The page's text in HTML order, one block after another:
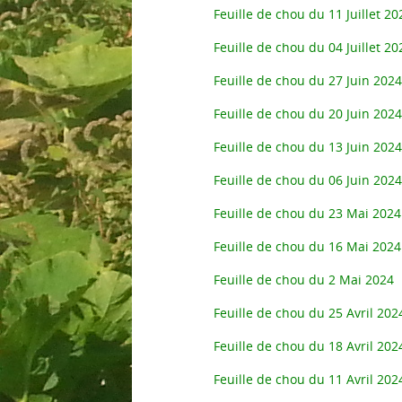
Feuille de chou du 11 Juillet
Feuille de chou du 04 Juillet
Feuille de chou du 27 Juin 2024
Feuille de chou du 20 Juin 2024
Feuille de chou du 13 Juin 2024
Feuille de chou du 06 Juin 2024
Feuille de chou du 23 Mai 2024
Feuille de chou du 16 Mai 2024
Feuille de chou du 2 Mai 2024
Feuille de chou du 25 Avril
Feuille de chou du 18 Avril
Feuille de chou du 11 Avril